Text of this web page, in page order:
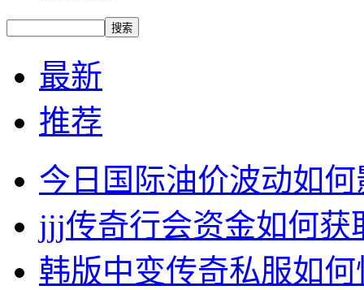
最新
推荐
今日国际油价波动如
jjj传奇行会资金如何获
韩版中变传奇私服如